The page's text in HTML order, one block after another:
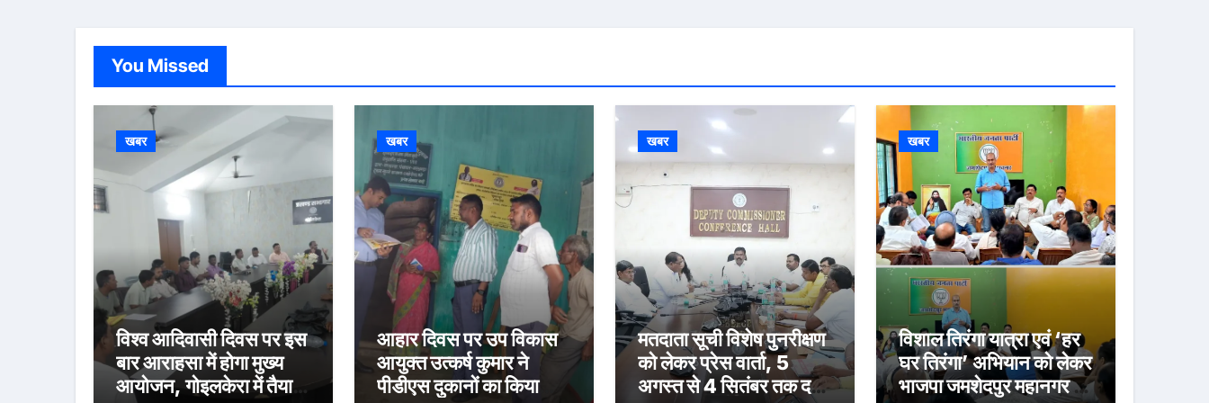
You Missed
खबर
विश्व आदिवासी दिवस पर इस
बार आराहसा में होगा मुख्य
आयोजन, गोइलकेरा में तैयारी
खबर
आहार दिवस पर उप विकास
आयुक्त उत्कर्ष कुमार ने
पीडीएस दुकानों का किया
खबर
मतदाता सूची विशेष पुनरीक्षण
को लेकर प्रेस वार्ता, 5
अगस्त से 4 सितंबर तक दर्ज
खबर
विशाल तिरंगा यात्रा एवं ‘हर
घर तिरंगा’ अभियान को लेकर
भाजपा जमशेदपुर महानगर की